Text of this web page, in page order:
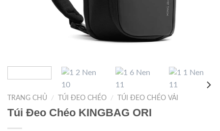
TRANG CHỦ / TÚI ĐEO CHÉO / TÚI ĐEO CHÉO VẢI
Túi Đeo Chéo KINGBAG ORI